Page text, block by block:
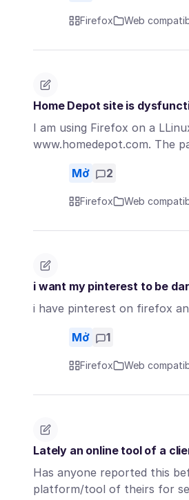
Firefox Web
Home Depot site is
I am using Firefox on a
www.homedepot.com. The
Mở 2
Firefox Web
i want my pinterest to be
i have pinterest on firefox
Mở 1
Firefox Web
Lately an online tool of a
Has anyone reported this
platform/tool of theirs for